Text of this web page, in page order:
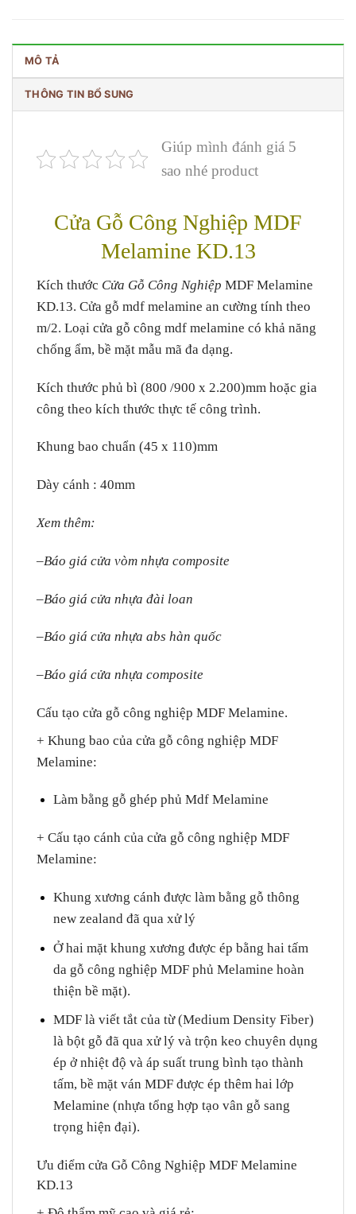
MÔ TẢ
THÔNG TIN BỔ SUNG
Giúp mình đánh giá 5
sao nhé product
Cửa Gỗ Công Nghiệp MDF
Melamine KD.13
Kích thước Cửa Gỗ Công Nghiệp MDF Melamine
KD.13. Cửa gỗ mdf melamine an cường tính theo
m/2. Loại cửa gỗ công mdf melamine có khả năng
chống ẩm, bề mặt mẫu mã đa dạng.
Kích thước phủ bì (800 /900 x 2.200)mm hoặc gia
công theo kích thước thực tế công trình.
Khung bao chuẩn (45 x 110)mm
Dày cánh : 40mm
Xem thêm:
–Báo giá cửa vòm nhựa composite
–Báo giá cửa nhựa đài loan
–Báo giá cửa nhựa abs hàn quốc
–Báo giá cửa nhựa composite
Cấu tạo cửa gỗ công nghiệp MDF Melamine.
+ Khung bao của cửa gỗ công nghiệp MDF
Melamine:
Làm bằng gỗ ghép phủ Mdf Melamine
+ Cấu tạo cánh của cửa gỗ công nghiệp MDF
Melamine:
Khung xương cánh được làm bằng gỗ thông
new zealand đã qua xử lý
Ở hai mặt khung xương được ép bằng hai tấm
da gỗ công nghiệp MDF phủ Melamine hoàn
thiện bề mặt).
MDF là viết tắt của từ (Medium Density Fiber)
là bột gỗ đã qua xử lý và trộn keo chuyên dụng
ép ở nhiệt độ và áp suất trung bình tạo thành
tấm, bề mặt ván MDF được ép thêm hai lớp
Melamine (nhựa tổng hợp tạo vân gỗ sang
trọng hiện đại).
Ưu điểm cửa Gỗ Công Nghiệp MDF Melamine
KD.13